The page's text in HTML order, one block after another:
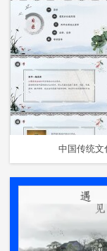
中国传统文